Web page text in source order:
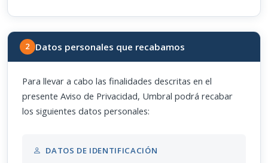
2 Datos personales que recabamos
Para llevar a cabo las finalidades descritas en el
presente Aviso de Privacidad, Umbral podrá recabar
los siguientes datos personales:
DATOS DE IDENTIFICACIÓN